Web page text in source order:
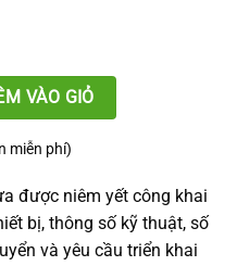
VÀO GIỎ
miễn phí)
được niêm yết công khai
bị, thông số kỹ thuật, số
và yêu cầu triển khai